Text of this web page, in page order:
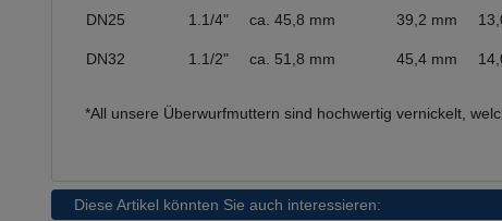
DN25 1.1/4" ca. 45,8 mm 39,2 mm
DN32 1.1/2" ca. 51,8 mm 45,4 mm
*All unsere Überwurfmuttern sind hochwertig vernickelt,
Diese Artikel könnten Sie auch interessieren: